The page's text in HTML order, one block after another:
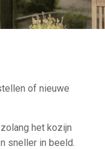
of nieuwe
het kozijn
sneller in beeld.